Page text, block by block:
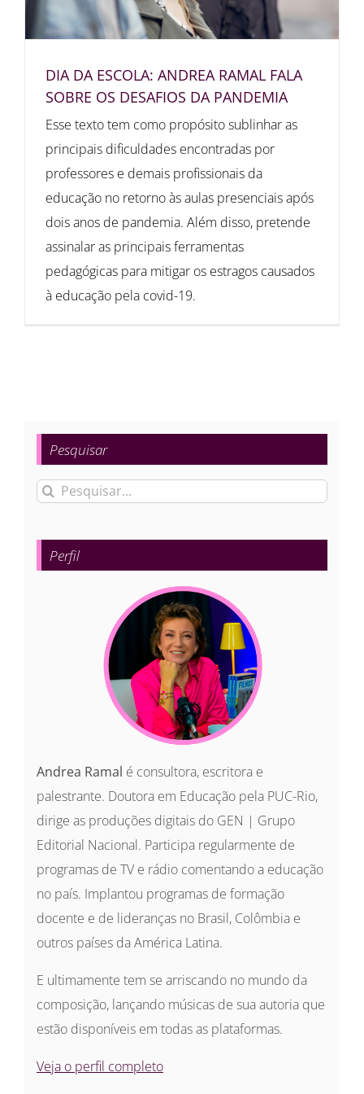
DIA DA ESCOLA: ANDREA RAMAL FALA
SOBRE OS DESAFIOS DA PANDEMIA
Esse texto tem como propósito sublinhar as
principais dificuldades encontradas por
professores e demais profissionais da
educação no retorno às aulas presenciais após
dois anos de pandemia. Além disso, pretende
assinalar as principais ferramentas
pedagógicas para mitigar os estragos causados
à educação pela covid-19.
Pesquisar
Buscar
para:
Perfil
Andrea Ramal é consultora, escritora e
palestrante. Doutora em Educação pela PUC-Rio,
dirige as produções digitais do GEN | Grupo
Editorial Nacional. Participa regularmente de
programas de TV e rádio comentando a educação
no país. Implantou programas de formação
docente e de lideranças no Brasil, Colômbia e
outros países da América Latina.
E ultimamente tem se arriscando no mundo da
composição, lançando músicas de sua autoria que
estão disponíveis em todas as plataformas.
Veja o perfil completo